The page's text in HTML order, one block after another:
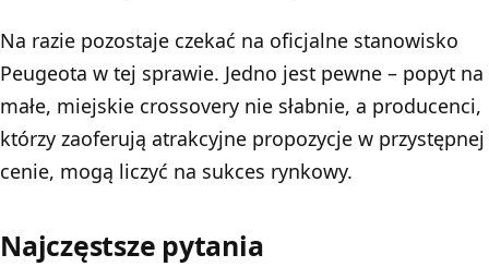
Na razie pozostaje czekać na oficjalne stanowisko
Peugeota w tej sprawie. Jedno jest pewne – popyt na
małe, miejskie crossovery nie słabnie, a producenci,
którzy zaoferują atrakcyjne propozycje w przystępnej
cenie, mogą liczyć na sukces rynkowy.
Najczęstsze pytania